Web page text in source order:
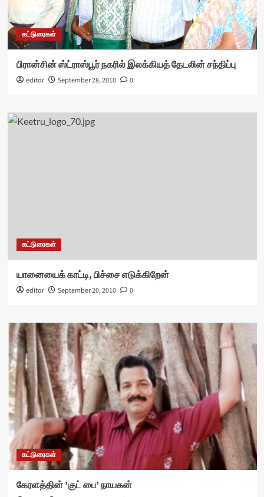
கட்டுரைகள்
பிரான்சின் ஸ்ட்ராஸ்பூர் நகரில் இலக்கியத் தேடலின் சந்திப்பு
editor September 28, 2010 0
கட்டுரைகள்
யானையைக் காட்டி, பிச்சை எடுக்கிறேன்
editor September 20, 2010 0
கட்டுரைகள்
கேரளத்தின் ’குட் பை’ நாயகன்